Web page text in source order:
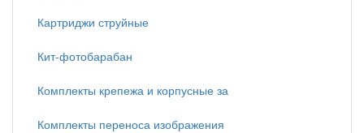
Картриджи струйные
Кит-фотобарабан
Комплекты крепежа и корпусные за
Комплекты переноса изображения